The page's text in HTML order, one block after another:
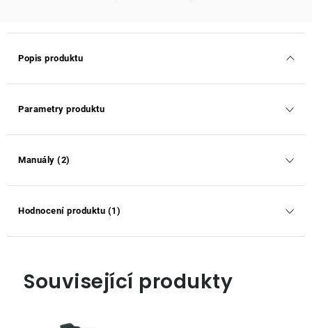
Popis produktu
Parametry produktu
Manuály (2)
Hodnocení produktu (1)
Související produkty